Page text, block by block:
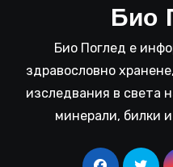
Био
Био Поглед е
здравословно
изследвания в света
минерали, билки